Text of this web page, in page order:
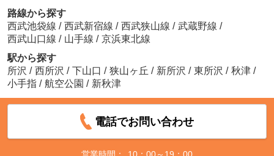
路線から探す
西武池袋線 / 西武新宿線 / 西武狭山線 / 武蔵野線 /
西武山口線 / 山手線 / 京浜東北線
駅から探す
所沢 / 西所沢 / 下山口 / 狭山ヶ丘 / 新所沢 / 東所沢 / 秋津 /
小手指 / 航空公園 / 新秋津
電話でお問い合わせ
営業時間： 10：00～19：00